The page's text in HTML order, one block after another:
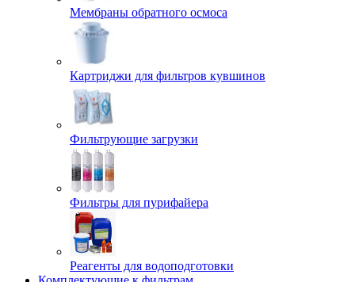
Мембраны обратного осмоса
Картриджи для фильтров кувшинов
Фильтрующие загрузки
Фильтры для пурифайера
Реагенты для водоподготовки